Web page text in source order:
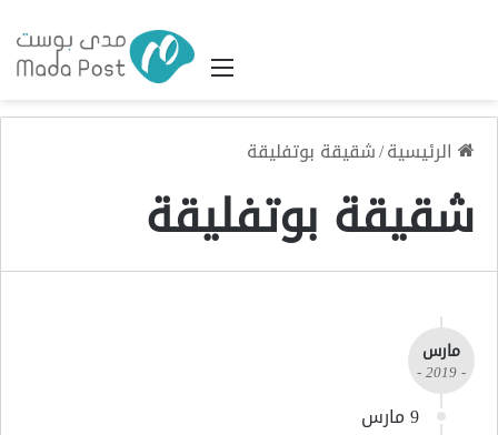
القائمة
الرئيسية/شقيقة بوتفليقة
شقيقة بوتفليقة
مارس
- 2019 -
9 مارس